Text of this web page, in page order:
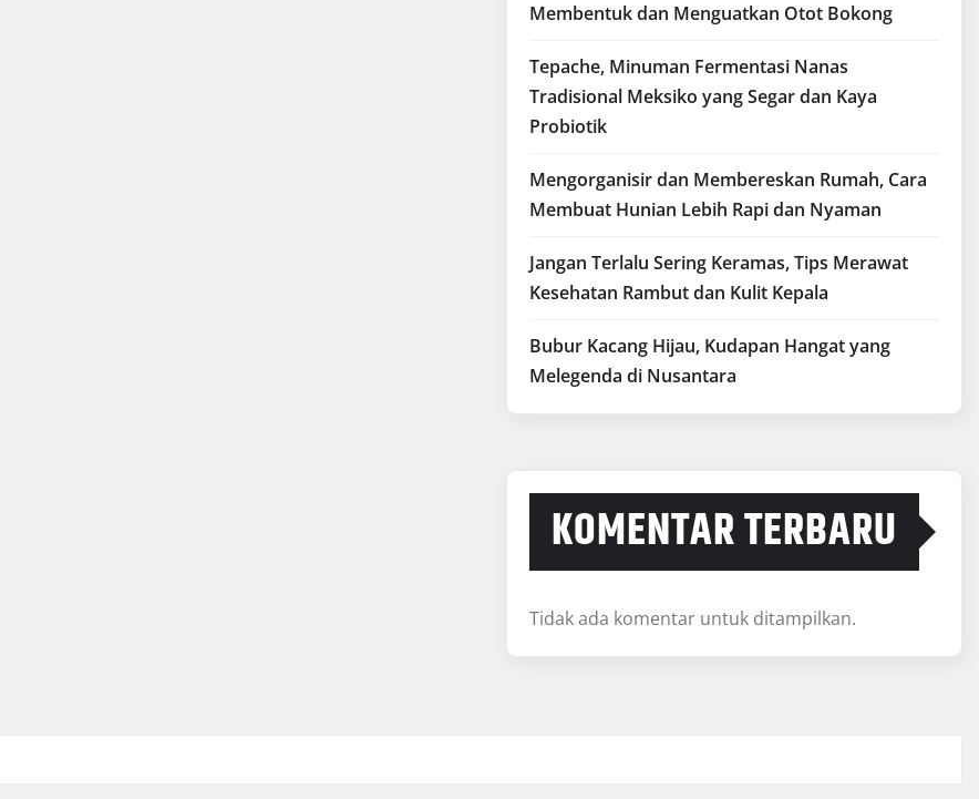
Membentuk dan Menguatkan Otot Bokong
Tepache, Minuman Fermentasi Nanas
Tradisional Meksiko yang Segar dan Kaya
Probiotik
Mengorganisir dan Membereskan Rumah, Cara
Membuat Hunian Lebih Rapi dan Nyaman
Jangan Terlalu Sering Keramas, Tips Merawat
Kesehatan Rambut dan Kulit Kepala
Bubur Kacang Hijau, Kudapan Hangat yang
Melegenda di Nusantara
KOMENTAR TERBARU
Tidak ada komentar untuk ditampilkan.